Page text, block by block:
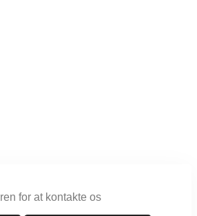
for at kontakte os